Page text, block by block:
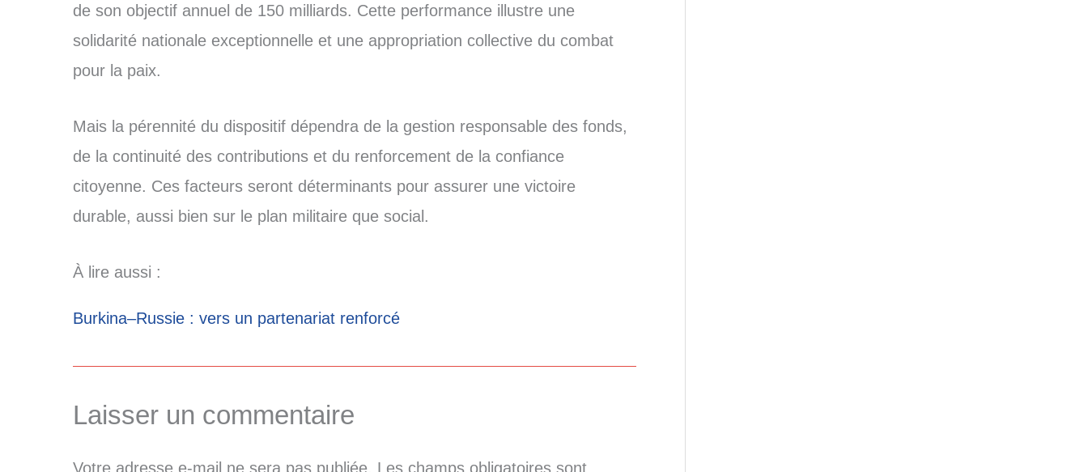
de son objectif annuel de 150 milliards. Cette performance illustre une
solidarité nationale exceptionnelle et une appropriation collective du combat
pour la paix.
Mais la pérennité du dispositif dépendra de la gestion responsable des fonds,
de la continuité des contributions et du renforcement de la confiance
citoyenne. Ces facteurs seront déterminants pour assurer une victoire
durable, aussi bien sur le plan militaire que social.
À lire aussi :
Burkina–Russie : vers un partenariat renforcé
Laisser un commentaire
Votre adresse e-mail ne sera pas publiée. Les champs obligatoires sont